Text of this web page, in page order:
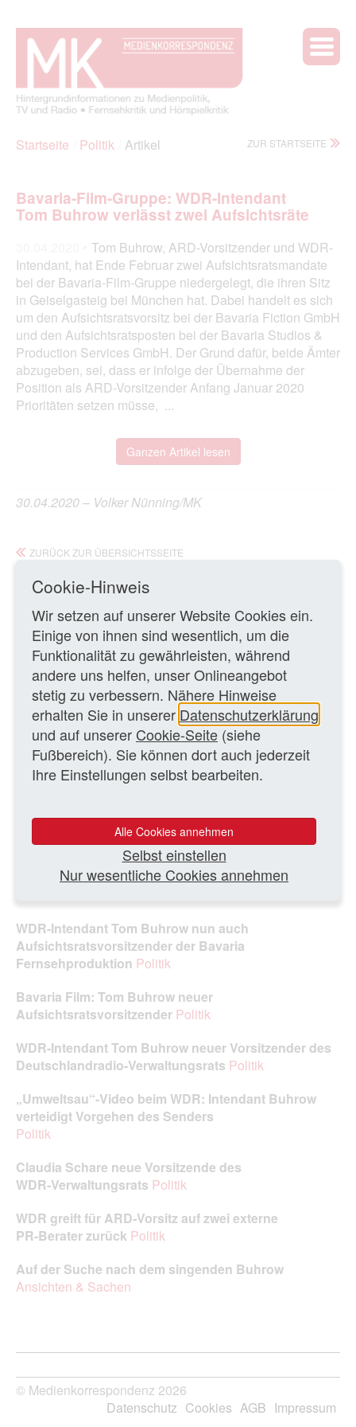
Startseite Politik Artikel ZUR STARTSEITE
Bavaria-Film-Gruppe: WDR-Intendant
Tom Buhrow verlässt zwei Aufsichtsräte
Tom Buhrow, ARD-Vorsitzender und WDR-
Intendant, hat Ende Februar zwei Aufsichtsratsmandate
bei der Bavaria-Film-Gruppe niedergelegt, die ihren Sitz
in Geiselgasteig bei München hat. Dabei handelt es sich
um den Aufsichtsratsvorsitz bei der Bavaria Fiction GmbH
und den Aufsichtsratsposten bei der Bavaria Studios &
Production Services GmbH. Der Grund dafür, beide Ämter
abzugeben, sei, dass er infolge der Übernahme der
Position als ARD-Vorsitzender Anfang Januar 2020
Prioritäten setzen müsse, ...
Ganzen Artikel lesen
30.04.2020 – Volker Nünning/MK
ZURÜCK ZUR ÜBERSICHTSSEITE
WEITERE TEXTE
WDR-Intendant Tom Buhrow nun auch
Aufsichtsratsvorsitzender der Bavaria
Fernsehproduktion Politik
Bavaria Film: Tom Buhrow neuer
Aufsichtsratsvorsitzender Politik
WDR-Intendant Tom Buhrow neuer Vorsitzender des
Deutschlandradio-Verwaltungsrats Politik
„Umweltsau“-Video beim WDR: Intendant Buhrow
verteidigt Vorgehen des Senders
Politik
Claudia Schare neue Vorsitzende des
WDR‑Verwaltungsrats Politik
WDR greift für ARD‑Vorsitz auf zwei externe
PR‑Berater zurück Politik
Auf der Suche nach dem singenden Buhrow
Ansichten & Sachen
© Medienkorrespondenz 2026
Datenschutz Cookies AGB Impressum
Cookie-Hinweis
Wir setzen auf unserer Website Cookies ein.
Einige von ihnen sind wesentlich, um die
Funktionalität zu gewährleisten, während
andere uns helfen, unser Onlineangebot
stetig zu verbessern. Nähere Hinweise
erhalten Sie in unserer Datenschutzerklärung
und auf unserer Cookie-Seite (siehe
Fußbereich). Sie können dort auch jederzeit
Ihre Einstellungen selbst bearbeiten.
Alle Cookies annehmen
Selbst einstellen
Nur wesentliche Cookies annehmen